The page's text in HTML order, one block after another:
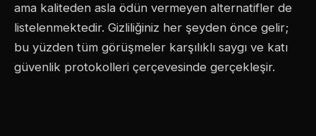
ama kaliteden asla ödün vermeyen alternatifler de
listelenmektedir. Gizliliğiniz her şeyden önce gelir;
bu yüzden tüm görüşmeler karşılıklı saygı ve katı
güvenlik protokolleri çerçevesinde gerçekleşir.